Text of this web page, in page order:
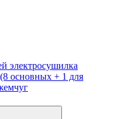
электросушилка
основных + 1 для